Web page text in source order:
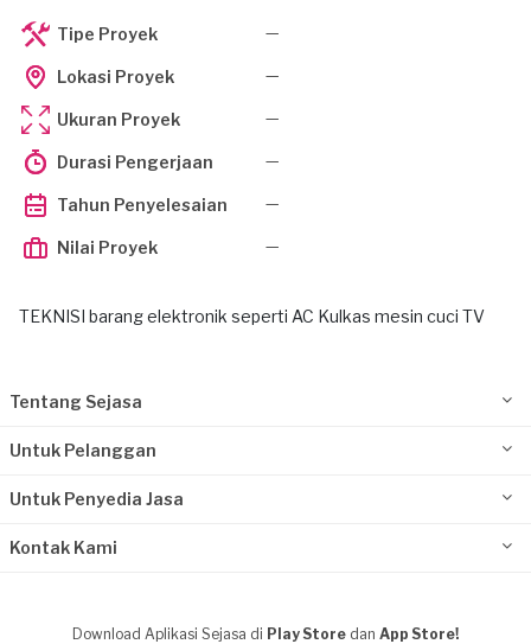
Tipe Proyek —
Lokasi Proyek —
Ukuran Proyek —
Durasi Pengerjaan —
Tahun Penyelesaian —
Nilai Proyek —
TEKNISI barang elektronik seperti AC Kulkas mesin cuci TV
Tentang Sejasa
Untuk Pelanggan
Untuk Penyedia Jasa
Kontak Kami
Download Aplikasi Sejasa di Play Store dan App Store!